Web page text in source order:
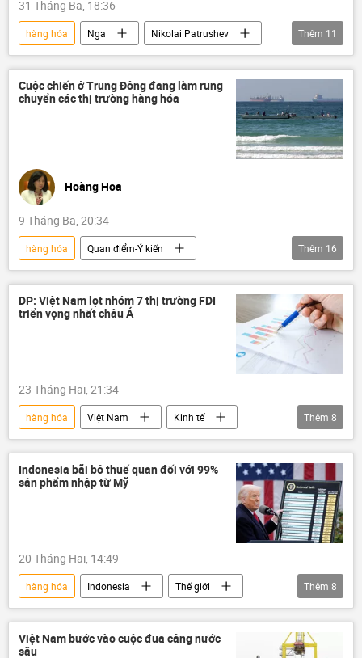
31 Tháng Ba, 18:36
hàng hóa Nga
Nikolai Patrushev
phương Tây
Thế giới
Chính trị
Kinh tế
xuất khẩu
Hải quân Nga
NATO
Hoa Kỳ
EU
Thêm 11
Cuộc chiến ở Trung Đông đang làm rung
chuyển các thị trường hàng hóa
Hoàng Hoa
9 Tháng Ba, 20:34
hàng hóa
Quan điểm-Ý kiến
chuyên gia
Kinh tế
Trung Đông
lạm phát
eo biển Hormuz
Thế giới
Nhật Bản
dầu khí
năng lượng
Thêm 16
DP: Việt Nam lọt nhóm 7 thị trường FDI
triển vọng nhất châu Á
23 Tháng Hai, 21:34
hàng hóa Việt Nam
Kinh tế
doanh nghiệp
Kinh doanh
ASEAN
Châu Á
FDI
sản xuất
logistics
đầu tư
Thêm 8
Indonesia bãi bỏ thuế quan đối với 99%
sản phẩm nhập từ Mỹ
20 Tháng Hai, 14:49
hàng hóa Indonesia
Thế giới
Kinh tế
thuế
Hoa Kỳ
thương mại
quan hệ thương mại
Thêm 8
Việt Nam bước vào cuộc đua cảng nước
sâu